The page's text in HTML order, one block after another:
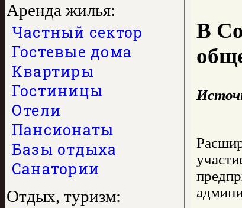
Аренда жилья:
Частный сектор
Гостевые дома
Квартиры
Гостиницы
Отели
Пансионаты
Базы отдыха
Санатории
Отдых, туризм:
В